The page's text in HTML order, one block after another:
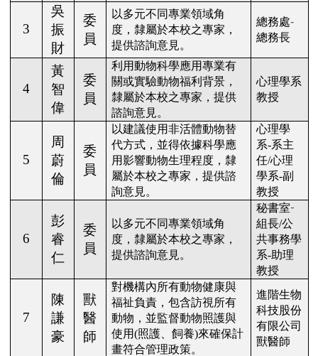
3
吳
振
財
委
員
以多元不同專業領域角
度，隸屬於本校之專家，
提供諮詢意見。
總務處-
總務長
4
黃
智
偉
委
員
利用動物科學應用專業有
關或實驗動物福利背景，
隸屬於本校之專家，提供
諮詢意見。
心理學系
教授
5
周
蔚
倫
委
員
以建議使用非活體動物替
代方式，並得依據科學應
用影響動物生理程度，隸
屬於本校之專家，提供諮
詢意見。
心理學
系-系主
任/心理
學系-副
教授
6
彭
睿
仁
委
員
以多元不同專業領域角
度，隸屬於本校之專家，
提供諮詢意見。
秘書室-
組長/公
共事務學
系-助理
教授
7
陳
謙
豪
獸
醫
師
對機構內所有動物健康與
福祉負責，包含訪視所有
動物，並監督動物照護與
使用(照護、飼養)來確保計
畫符合管理政策。
進階生物
科技股份
有限公司
獸醫師